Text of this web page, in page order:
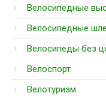
Велосипедные
Велосипедные
Велосипеды без
Велоспорт
Велотуризм